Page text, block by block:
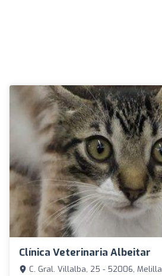
Clínica Veterinaria Albeitar
C. Gral. Villalba, 25 - 52006, Melilla